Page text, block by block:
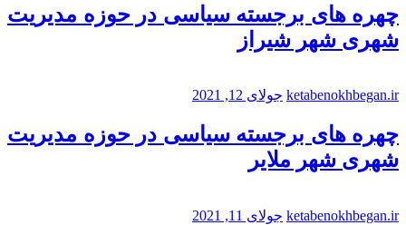
چهره های برجسته سیاسی در حوزه مدیریت
شهری شهر شیراز
ketabenokhbegan.ir جولای 12, 2021
چهره های برجسته سیاسی در حوزه مدیریت
شهری شهر ملایر
ketabenokhbegan.ir جولای 11, 2021